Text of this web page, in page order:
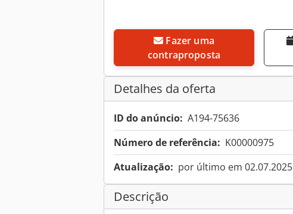
contraproposta
Detalhes da oferta
ID do anúncio: A194-75636
Número de referência: K00000975
Atualização: por último em 02.07.2025
Descrição